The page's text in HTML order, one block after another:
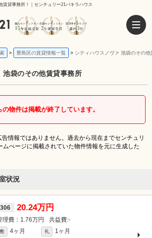
賃貸事務所！｜センチュリー21パキラハウス
豊島区の賃貸情報一覧 シティハウスノヴァ 池袋のその他
池袋のその他賃貸事務所
の物件は掲載が終了しています。
情報ではありません。過去から現在までセンチュリ
ムぺージに掲載されていた物件情報を元に生成した
状況
306 20.24万円
1.76万円 -
敷 4ヶ月 礼
1ヶ月